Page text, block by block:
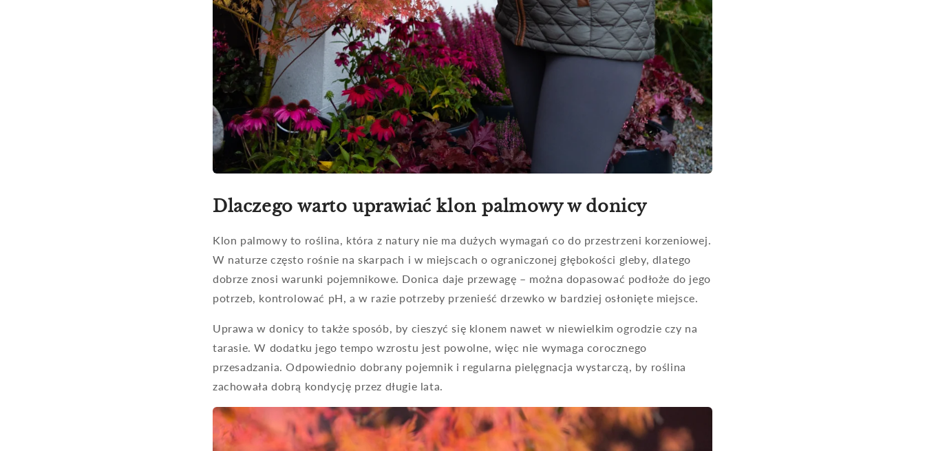
Dlaczego warto uprawiać klon palmowy w donicy
Klon palmowy to roślina, która z natury nie ma dużych wymagań co do przestrzeni korzeniowej.
W naturze często rośnie na skarpach i w miejscach o ograniczonej głębokości gleby, dlatego
dobrze znosi warunki pojemnikowe. Donica daje przewagę – można dopasować podłoże do jego
potrzeb, kontrolować pH, a w razie potrzeby przenieść drzewko w bardziej osłonięte miejsce.
Uprawa w donicy to także sposób, by cieszyć się klonem nawet w niewielkim ogrodzie czy na
tarasie. W dodatku jego tempo wzrostu jest powolne, więc nie wymaga corocznego
przesadzania. Odpowiednio dobrany pojemnik i regularna pielęgnacja wystarczą, by roślina
zachowała dobrą kondycję przez długie lata.